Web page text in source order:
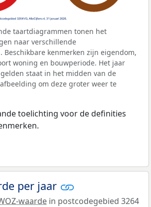
taartdiagrammen tonen het
naar verschillende
Beschikbare kenmerken zijn eigendom,
woning en bouwperiode. Het jaar
staat in het midden van de
om deze groter weer te
toelichting voor de definities
per jaar
waarde in postcodegebied 3264